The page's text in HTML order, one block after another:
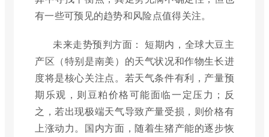
有一些可预见的趋势和风险点值得关注。
未来走势预判方面： 短期内，全球大豆主
产区（特别是南美）的天气状况和作物生长进
度将是核心关注点。若天气条件有利，产量预
期乐观，则豆粕价格可能面临一定压力；反
之，若出现极端天气导致产量受损，则价格有
上涨动力。国内方面，随着生猪产能的逐步恢